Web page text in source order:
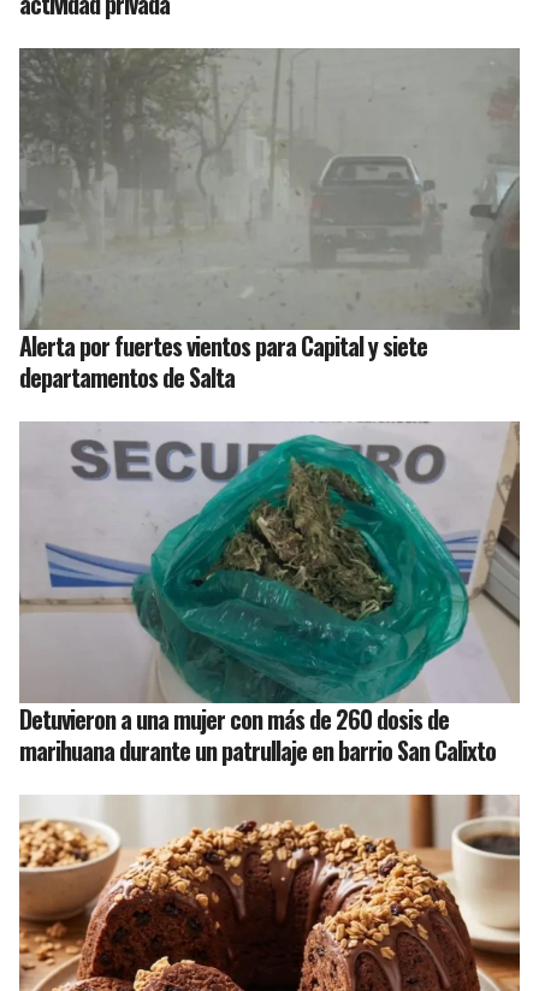
Alerta por fuertes vientos para Capital y siete
departamentos de Salta
Detuvieron a una mujer con más de 260 dosis de
marihuana durante un patrullaje en barrio San Calixto